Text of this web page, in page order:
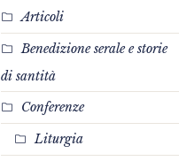
Articoli
Benedizione serale e storie
di santità
Conferenze
Liturgia